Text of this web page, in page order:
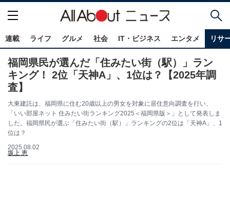
連載 ライフ グルメ 社会 IT・ビジネス エンタメ リサ
福岡県民が選んだ「住みたい街（駅）」ラン
キング！ 2位「天神A」、1位は？【2025年調
査】
大東建託は、福岡県に住む20歳以上の男女を対象に居住意向調査を行い、
「いい部屋ネット 住みたい街ランキング2025＜福岡県版＞」として発表しま
した。福岡県民が選ぶ「住みたい街（駅）」ランキングの2位は「天神A」、1
位は？
2025.08.02
坂上 恵